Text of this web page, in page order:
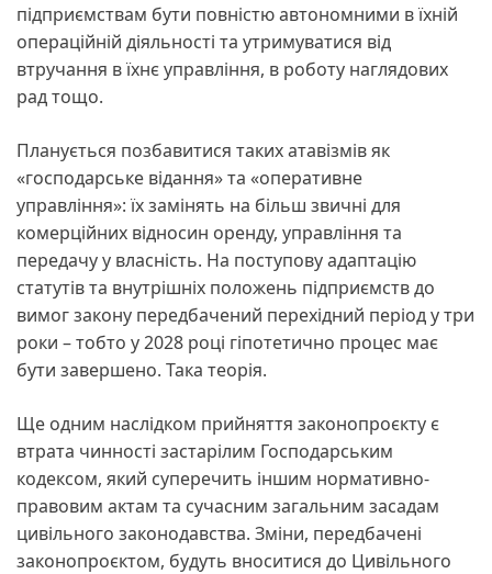
підприємствам бути повністю автономними в їхній
операційній діяльності та утримуватися від
втручання в їхнє управління, в роботу наглядових
рад тощо.
Планується позбавитися таких атавізмів як
«господарське відання» та «оперативне
управління»: їх замінять на більш звичні для
комерційних відносин оренду, управління та
передачу у власність. На поступову адаптацію
статутів та внутрішніх положень підприємств до
вимог закону передбачений перехідний період у три
роки – тобто у 2028 році гіпотетично процес має
бути завершено. Така теорія.
Ще одним наслідком прийняття законопроєкту є
втрата чинності застарілим Господарським
кодексом, який суперечить іншим нормативно-
правовим актам та сучасним загальним засадам
цивільного законодавства. Зміни, передбачені
законопроєктом, будуть вноситися до Цивільного